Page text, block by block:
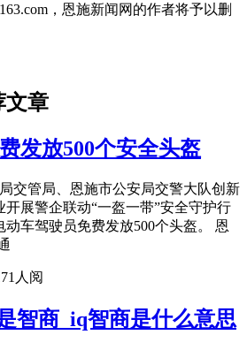
，恩施新闻网的作者将予以删
文章
发放500个安全头盔
交管局、恩施市公安局交警大队创新
开展警企联动“一盔一带”安全守护行
车驾驶员免费发放500个头盔。 恩
人阅
智商_iq智商是什么意思